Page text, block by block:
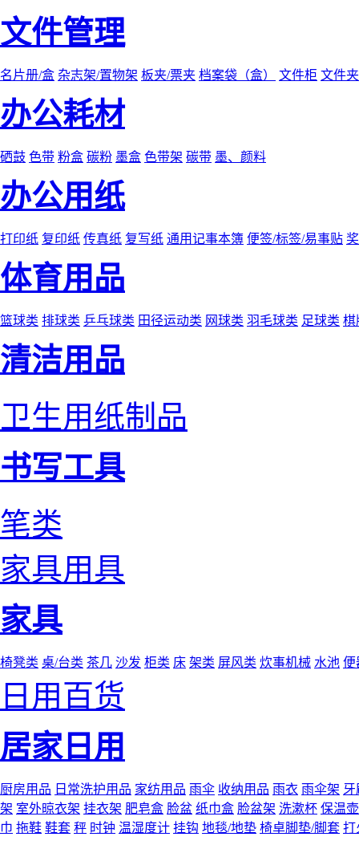
文件管理
名片册/盒 杂志架/置物架 板夹/票夹 档案袋（盒） 文件柜 文件
办公耗材
硒鼓 色带 粉盒 碳粉 墨盒 色带架 碳带 墨、颜料
办公用纸
打印纸 复印纸 传真纸 复写纸 通用记事本簿 便签/标签/易事贴
体育用品
篮球类 排球类 乒乓球类 田径运动类 网球类 羽毛球类 足球类 棋
清洁用品
卫生用纸制品
书写工具
笔类
家具用具
家具
椅凳类 桌/台类 茶几 沙发 柜类 床 架类 屏风类 炊事机械 水池 便
日用百货
居家日用
厨房用品 日常洗护用品 家纺用品 雨伞 收纳用品 雨衣 雨伞架 牙
架 室外晾衣架 挂衣架 肥皂盒 脸盆 纸巾盒 脸盆架 洗漱杯 保温
巾 拖鞋 鞋套 秤 时钟 温湿度计 挂钩 地毯/地垫 椅卓脚垫/脚套 打